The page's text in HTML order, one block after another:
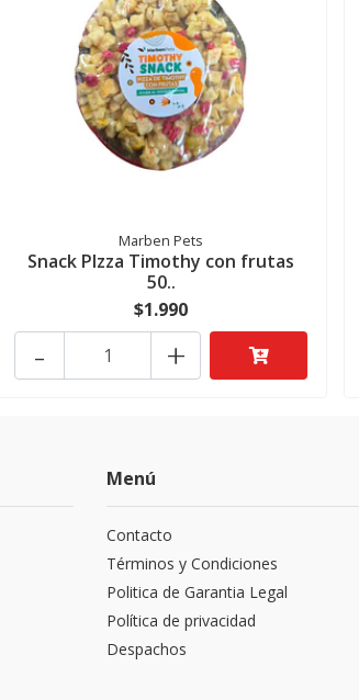
Marben Pets
Snack PIzza Timothy con frutas
50..
$1.990
+
-
Menú
Contacto
Términos y Condiciones
Politica de Garantia Legal
Política de privacidad
Despachos